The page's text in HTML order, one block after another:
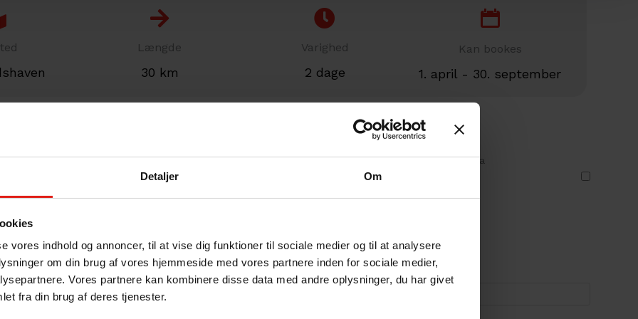
Detaljer Om
vores indhold og annoncer, til at vise dig funktioner til sociale medier og til at analysere
om din brug af vores hjemmeside med vores partnere inden for sociale medier,
Vores partnere kan kombinere disse data med andre oplysninger, du har givet
fra din brug af deres tjenester.
Længde
30 km
Varighed
2 dage
Kan bookes
1. april - 30. september
til
Bavelse Søerne inden
indledes med ca 7
natur; Oplev den
kr.)
Ønsker du at kunne sejle helt til kl 20.00 – Prisen er 200 kr ekstra
pr. båd.
Isætningstidspunkt fra startsted